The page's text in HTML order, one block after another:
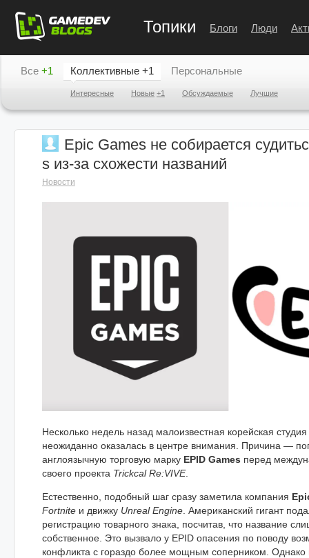
Топики Блоги Люди
Все +1 Коллективные +1
Интересные Новые +1 Обсуждаемые Лучшие
Персональные
Epic Games не собирается
s из-за схожести названий
Новости
Несколько недель назад малоизвестная корейская
неожиданно оказалась в центре внимания. Причина —
англоязычную торговую марку EPID Games перед
своего проекта Trickcal Re:VIVE.
Естественно, подобный шаг сразу заметила компания
Fortnite и движку Unreal Engine . Американский гигант
регистрацию товарного знака, посчитав, что название
собственное. Это вызвало у EPID опасения по поводу
конфликта с гораздо более мощным соперником. Однако